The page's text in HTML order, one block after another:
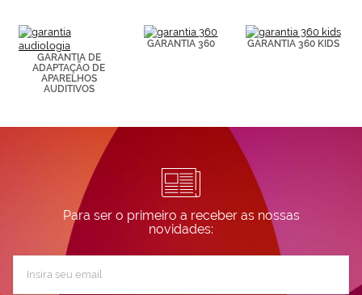
GARANTIA DE
ADAPTAÇÃO DE
APARELHOS
AUDITIVOS
GARANTIA 360 GARANTIA 360 KIDS
Para ser o primeiro a receber as nossas
novidades: